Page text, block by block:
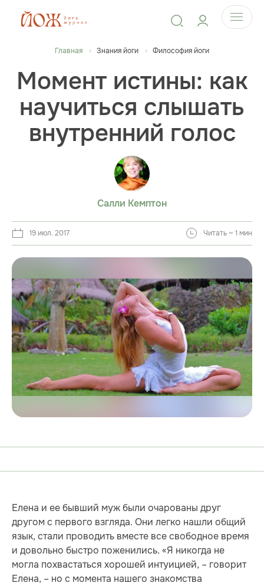
Главная Знания йоги Философия йоги
Момент истины: как
научиться слышать
внутренний голос
Салли Кемптон
19 июл. 2017 Читать ~ 1 мин
Елена и ее бывший муж были очарованы друг
другом с первого взгляда. Они легко нашли общий
язык, стали проводить вместе все свободное время
и довольно быстро поженились. «Я никогда не
могла похвастаться хорошей интуицией, – говорит
Елена, – но с момента нашего знакомства